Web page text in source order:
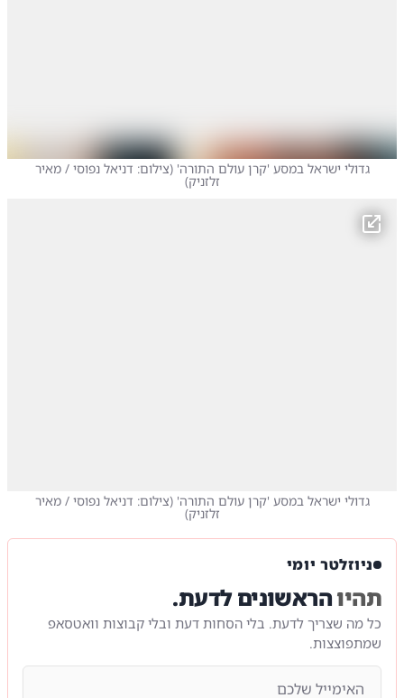
גדולי ישראל במסע 'קרן עולם התורה' (צילום: דניאל נפוסי / מאיר
זלזניק)
גדולי ישראל במסע 'קרן עולם התורה' (צילום: דניאל נפוסי / מאיר
זלזניק)
ניוזלטר יומי
תהיוהראשונים לדעת.
כל מה שצריך לדעת. בלי הסחות דעת ובלי קבוצות וואטסאפ
שמתפוצצות.